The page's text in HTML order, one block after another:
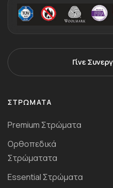
Γίνε
ΣΤΡΏΜΑΤΑ
Premium Στρώματα
Ορθοπεδικά
Στρώματατα
Essential Στρώματα